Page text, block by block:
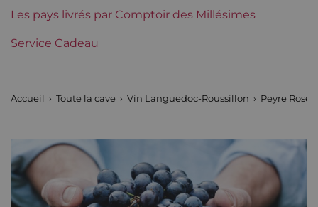
Languedoc-Roussillon Peyre Rose
Tranche de prix
Les pays livrés par Comptoir des Millésimes
Service Cadeau
Accueil Toute la cave Vin Languedoc-Roussillon Peyre Rose